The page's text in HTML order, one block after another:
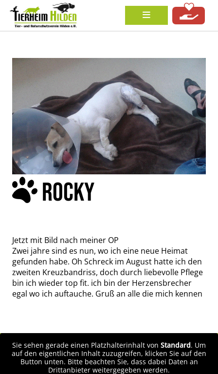
ROCKY
Jetzt mit Bild nach meiner OP
Zwei jahre sind es nun, wo ich eine neue Heimat
gefunden habe. Oh Schreck im August hatte ich den
zweiten Kreuzbandriss, doch durch liebevolle Pflege
bin ich wieder top fit. ich bin der Herzensbrecher
egal wo ich auftauche. Gruß an alle die mich kennen
Sie sehen gerade einen Platzhalterinhalt von Standard. Um
auf den eigentlichen Inhalt zuzugreifen, klicken Sie auf den
Button unten. Bitte beachten Sie, dass dabei Daten an
Drittanbieter weitergegeben werden.